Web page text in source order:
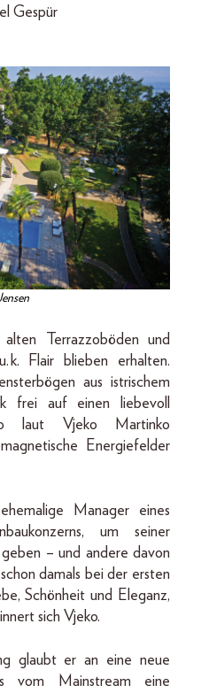
Gespür
Terrazzoböden und
k. Flair blieben erhalten.
aus istrischem
frei auf einen liebevoll
laut Vjeko Martinko
Energiefelder
Manager eines
um seiner
– und andere davon
damals bei der ersten
Schönheit und Eleganz,
sich Vjeko.
glaubt er an eine neue
vom Mainstream eine